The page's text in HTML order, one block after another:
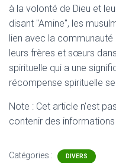
à la volonté de Dieu et
disant "Amine", les
lien avec la
leurs frères et sœurs
spirituelle qui a une
récompense spirituelle
Note : Cet article n'est
contenir des
Catégories : DIVERS